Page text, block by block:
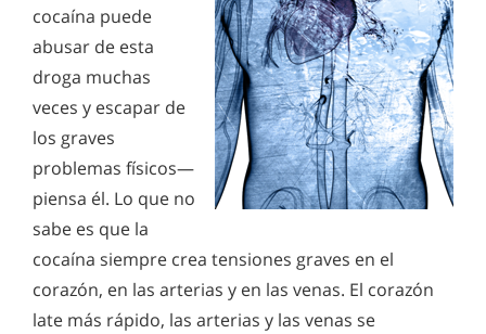
cocaína puede
abusar de esta
droga muchas
veces y escapar de
los graves
problemas físicos—
piensa él. Lo que no
sabe es que la
cocaína siempre crea tensiones graves en el
corazón, en las arterias y en las venas. El corazón
late más rápido, las arterias y las venas se